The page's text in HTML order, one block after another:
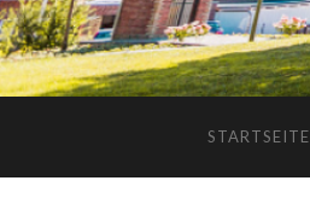
STARTSEITE